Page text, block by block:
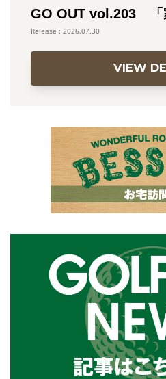
GO OUT vol.203 「
2026.07.30
VIEW